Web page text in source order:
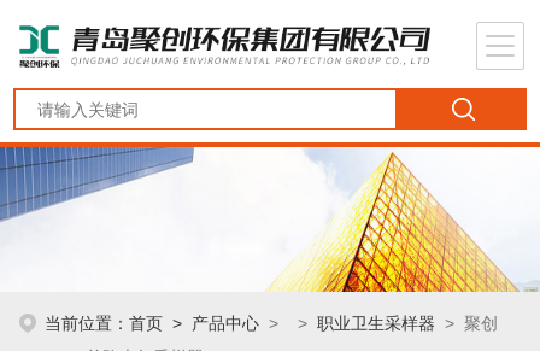
当前位置：首页 > 产品中心 > >职业卫生采样器 > 聚创